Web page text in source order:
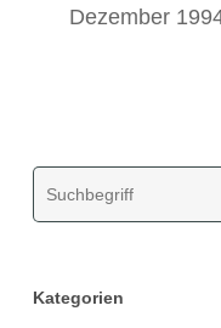
Dezember
Kategorien